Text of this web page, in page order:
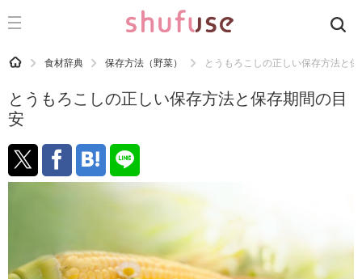
CATEGORY 記事カテゴリ
運気
洗濯
生活の知恵
マナー
HOME 食材辞典 保存方法（野菜） とうもろこしの正しい保存方法と
とうもろこしの正しい保存方法と保存期間の目
安